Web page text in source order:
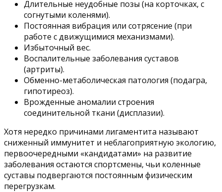
Длительные неудобные позы (на корточках, с
согнутыми коленями).
Постоянная вибрация или сотрясение (при
работе с движущимися механизмами).
Избыточный вес.
Воспалительные заболевания суставов
(артриты).
Обменно-метаболическая патология (подагра,
гипотиреоз).
Врожденные аномалии строения
соединительной ткани (дисплазии).
Хотя нередко причинами лигаментита называют
сниженный иммунитет и неблагоприятную экологию,
первоочередными «кандидатами» на развитие
заболевания остаются спортсмены, чьи коленные
суставы подвергаются постоянным физическим
перегрузкам.